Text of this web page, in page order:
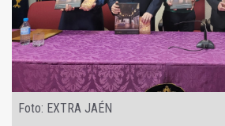
Foto: EXTRA JAÉN